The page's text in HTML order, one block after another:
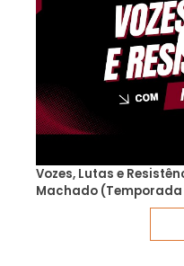
Vozes, Lutas e
Machado (Temporada